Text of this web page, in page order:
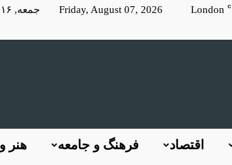
C
London Friday, August 07, 2026 جمعه, ۱۶ مرداد ۱۴۰۵
هنر فرهنگ و جامعه اقتصاد